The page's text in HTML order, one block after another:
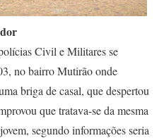
Civil e Militares se
no bairro Mutirão onde
briga de casal, que despertou
que tratava-se da mesma
segundo informações seria